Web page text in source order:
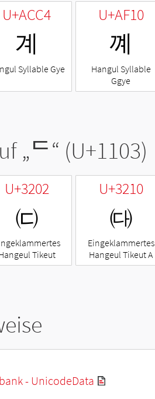
U+ACC4
계
Syllable Gye
U+AF10
꼐
Hangul Syllable
Ggye
„ᄃ“ (U+1103)
U+3202
㈂
Tikeut
U+3210
㈐
Eingeklammertes
Hangeul Tikeut A
- UnicodeData